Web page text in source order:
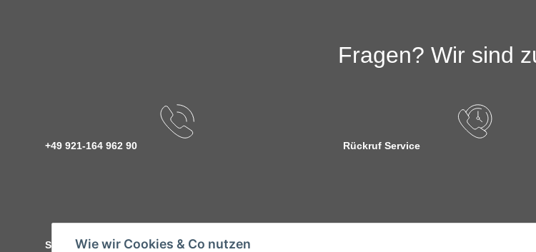
Wie wir Cookies & Co nutzen
Fragen? Wir sind
+49 921-164 962 90 Rückruf Service
Service